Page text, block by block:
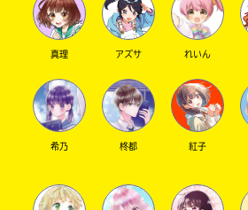
真理 アズサ れいん
希乃 柊都 紅子